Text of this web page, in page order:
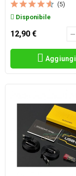
(5)
Disponibile
12,90 €
Aggiungi